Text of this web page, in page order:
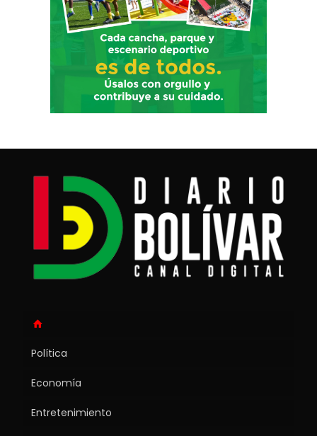
Política
Economía
Entretenimiento